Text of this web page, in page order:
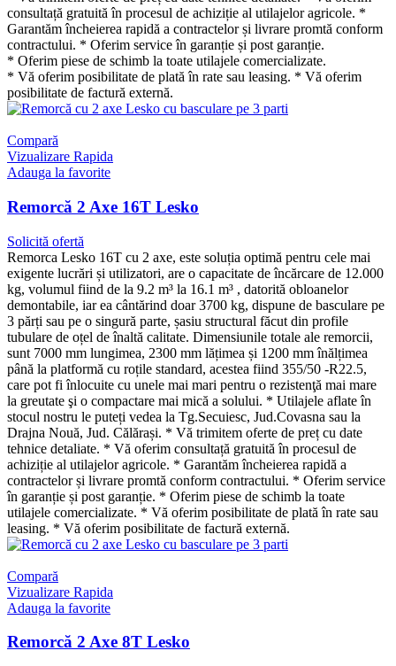
consultață gratuită în procesul de achiziție al utilajelor agricole. *
Garantăm încheierea rapidă a contractelor și livrare promtă conform
contractului. * Oferim service în garanție și post garanție.
* Oferim piese de schimb la toate utilajele comercializate.
* Vă oferim posibilitate de plată în rate sau leasing. * Vă oferim
posibilitate de factură externă.
Compară
Vizualizare Rapida
Adauga la favorite
Remorcă 2 Axe 16T Lesko
Solicită ofertă
Remorca Lesko 16T cu 2 axe, este soluția optimă pentru cele mai
exigente lucrări și utilizatori, are o capacitate de încărcare de 12.000
kg, volumul fiind de la 9.2 m³ la 16.1 m³ , datorită obloanelor
demontabile, iar ea cântărind doar 3700 kg, dispune de basculare pe
3 părți sau pe o singură parte, șasiu structural făcut din profile
tubulare de oțel de înaltă calitate. Dimensiunile totale ale remorcii,
sunt 7000 mm lungimea, 2300 mm lățimea și 1200 mm înălțimea
până la platformă cu roțile standard, acestea fiind 355/50 -R22.5,
care pot fi înlocuite cu unele mai mari pentru o rezistenţă mai mare
la greutate şi o compactare mai mică a solului. * Utilajele aflate în
stocul nostru le puteți vedea la Tg.Secuiesc, Jud.Covasna sau la
Drajna Nouă, Jud. Călărași. * Vă trimitem oferte de preț cu date
tehnice detaliate. * Vă oferim consultață gratuită în procesul de
achiziție al utilajelor agricole. * Garantăm încheierea rapidă a
contractelor și livrare promtă conform contractului. * Oferim service
în garanție și post garanție. * Oferim piese de schimb la toate
utilajele comercializate. * Vă oferim posibilitate de plată în rate sau
leasing. * Vă oferim posibilitate de factură externă.
Compară
Vizualizare Rapida
Adauga la favorite
Remorcă 2 Axe 8T Lesko